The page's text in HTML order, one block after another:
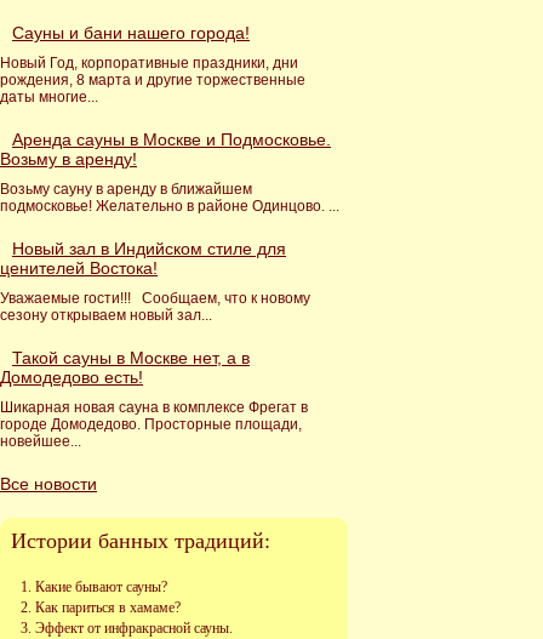
Сауны и бани нашего города!
Новый Год, корпоративные праздники, дни
рождения, 8 марта и другие торжественные
даты многие...
Аренда сауны в Москве и Подмосковье.
Возьму в аренду!
Возьму сауну в аренду в ближайшем
подмосковье! Желательно в районе Одинцово. ...
Новый зал в Индийском стиле для
ценителей Востока!
Уважаемые гости!!! Сообщаем, что к новому
сезону открываем новый зал...
Такой сауны в Москве нет, а в
Домодедово есть!
Шикарная новая сауна в комплексе Фрегат в
городе Домодедово. Просторные площади,
новейшее...
Все новости
Истории банных традиций:
Какие бывают сауны?
Как париться в хамаме?
Эффект от инфракрасной сауны.